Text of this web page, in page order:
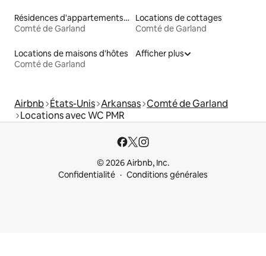
Résidences d'appartements en location
Comté de Garland
Locations de cottages
Comté de Garland
Locations de maisons d'hôtes
Comté de Garland
Afficher plus
Airbnb États-Unis Arkansas Comté de Garland
Locations avec WC PMR
© 2026 Airbnb, Inc.
Confidentialité
Conditions générales